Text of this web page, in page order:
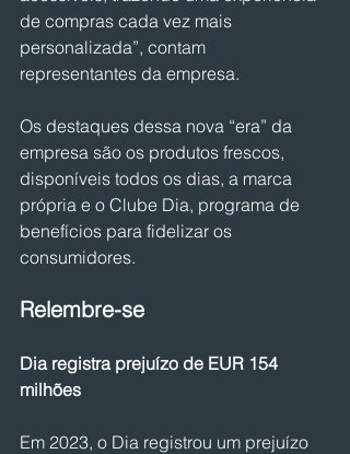
de compras cada vez mais
personalizada”, contam
representantes da empresa.
Os destaques dessa nova “era” da
empresa são os produtos frescos,
disponíveis todos os dias, a marca
própria e o Clube Dia, programa de
benefícios para fidelizar os
consumidores.
Relembre-se
Dia registra prejuízo de EUR 154
milhões
Em 2023, o Dia registrou um prejuízo